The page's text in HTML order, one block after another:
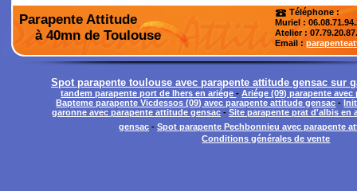
Parapente Attitude
à 40mn de Toulouse
Téléphone :
Muriel :
Atelier:
Email :
Spot parapente toulouse avec parapente attitude gensac sur
tandem parapente port de lhers en ariége-Ariége (09) parapente
Bapteme parapente Vicdessos (09) avec parapente attitude gensac -
garonne avec parapente attitude gensac - Site parapente prat d'albis en
gensac - Spot parapente Pechbonnieu avec parapente
Conditions générales de vente